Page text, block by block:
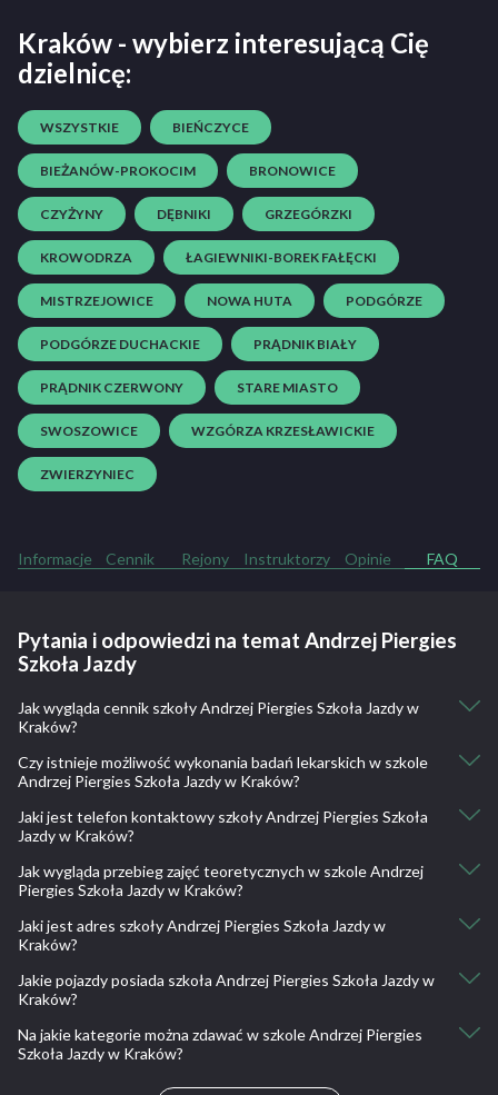
Kraków - wybierz interesującą Cię
dzielnicę:
WSZYSTKIE BIEŃCZYCE
BIEŻANÓW-PROKOCIM BRONOWICE
CZYŻYNY DĘBNIKI GRZEGÓRZKI
KROWODRZA ŁAGIEWNIKI-BOREK FAŁĘCKI
MISTRZEJOWICE NOWA HUTA PODGÓRZE
PODGÓRZE DUCHACKIE PRĄDNIK BIAŁY
PRĄDNIK CZERWONY STARE MIASTO
SWOSZOWICE WZGÓRZA KRZESŁAWICKIE
ZWIERZYNIEC
Informacje Cennik Rejony Instruktorzy Opinie FAQ
Pytania i odpowiedzi na temat Andrzej Piergies
Szkoła Jazdy
Jak wygląda cennik szkoły Andrzej Piergies Szkoła Jazdy w
Kraków?
Kat. B wykłady + dostęp do aplikacji : 3240
Kat. B Kurs przyspieszony z aplikacją: 3090
Kat. B Kurs weekendowy: 3770
Kat. B Kurs indywidualny: 3590
Kat. B Kurs super ekspres jazdy w 2 tygodnie: 3290
Kat. B 1 godz. dod Toyota Kia rio: 90
Kat. B Hyundai i20: 95
Kat. AM 10h jazd: 1290
Kat. A1, A2: 2590
Kat. A bez teorii: 2590
Czy istnieje możliwość wykonania badań lekarskich w szkole
Andrzej Piergies Szkoła Jazdy w Kraków?
Tak, istnieje taka możliwość.
Badania lekarskie – 200 zł (według rozporządzenia Ministra
Zdrowia z dnia 17.07.2014 poz. 949 została ujednolicona cena za
badanie lekarskie na prawo jazdy)
Jaki jest telefon kontaktowy szkoły Andrzej Piergies Szkoła
Jazdy w Kraków?
12665 57 20, 602 306 071, 501 629 599
Jak wygląda przebieg zajęć teoretycznych w szkole Andrzej
Piergies Szkoła Jazdy w Kraków?
Kurs Obejmuje 30 Godzin Zajęć Teoretycznych:
teoria obejmuje przepisy ruchu drogowego i wykład z Ratownikiem
Medycznym
zajęcia prowadzone są w godz. rannych i godz. popołudniowych
umożliwiamy bieżącą konsultację niezrozumiałych zagadnień z
naszymi wykładowcami
Jaki jest adres szkoły Andrzej Piergies Szkoła Jazdy w
Kraków?
Alfreda Dauna 95M, 30-638 Kraków, Polska
Kobierzyńska 100, 30-382 Kraków, Polska
Krakowska 9, 32-020 Wieliczka, Polska
Jakie pojazdy posiada szkoła Andrzej Piergies Szkoła Jazdy w
Kraków?
Kia Rio, Toyota Yaris, Romet ZetKA50, Suzuki Gladius 650, Suzuki
GS500, Yamaha MT 07, Hyundai i20, Romet K125
Na jakie kategorie można zdawać w szkole Andrzej Piergies
Szkoła Jazdy w Kraków?